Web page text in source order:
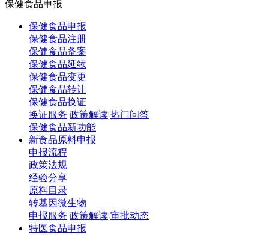
保健食品申报
保健食品申报
保健食品注册
保健食品备案
保健食品延续
保健食品变更
保健食品转让
保健食品换证
换证服务 政策解读 热门问答
保健食品新功能
新食品原料申报
申报流程
政策法规
经验分享
原料目录
转基因微生物
申报服务 政策解读 审批动态
特医食品申报